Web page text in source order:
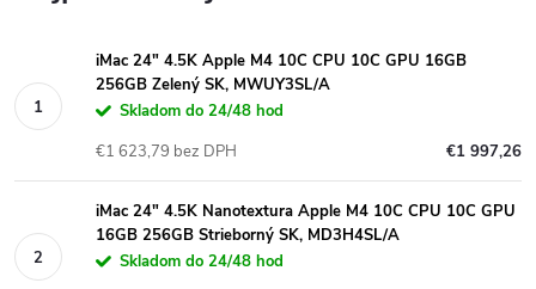
iMac 24" 4.5K Apple M4 10C CPU 10C GPU 16GB
256GB Zelený SK, MWUY3SL/A
Skladom do 24/48 hod
€1 997,26
€1 623,79 bez DPH
iMac 24" 4.5K Nanotextura Apple M4 10C CPU 10C GPU
16GB 256GB Strieborný SK, MD3H4SL/A
Skladom do 24/48 hod